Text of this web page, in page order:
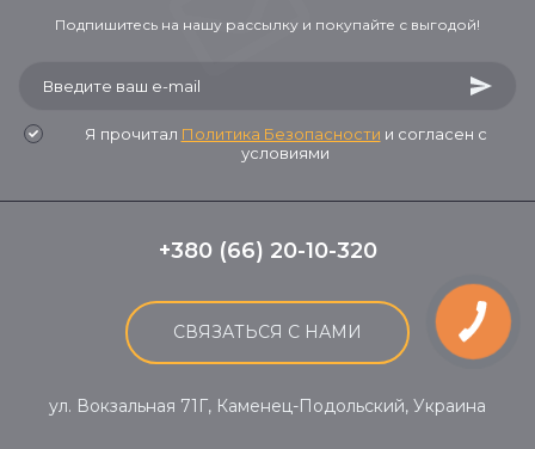
Подпишитесь на нашу рассылку и покупайте с выгодой!
Я прочитал Политика Безопасности и согласен с
условиями
+380 (66) 20-10-320
СВЯЗАТЬСЯ С НАМИ
ул. Вокзальная 71Г, Каменец-Подольский, Украина